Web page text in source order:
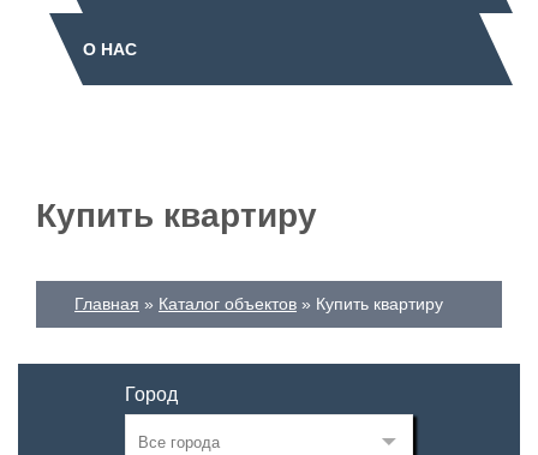
О НАС
Купить квартиру
Главная Каталог объектов Купить квартиру
Город